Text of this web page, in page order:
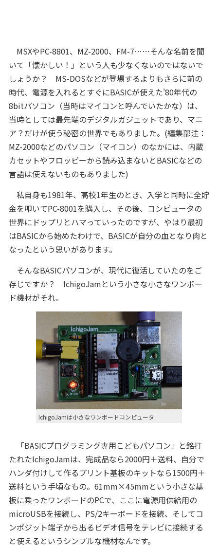
MSXやPC-8801、MZ-2000、FM-7……そんな名前を聞
いて「懐かしい！」という人も少なくないのではないで
しょうか？ MS-DOSなどが登場するよりもさらに前の
時代、電源を入れるとすぐにBASICが使えた'80年代の
8bitパソコン（当時はマイコンと呼んでいたかな）は、
当時としては最先端のデジタルガジェットであり、マニ
ア？だけが使う秘密の世界でもありました。 (編集部注：
MZ-2000などのパソコン（マイコン）のなかには、内蔵
カセットやフロッピーから読み込まないとBASICなどの
言語は使えないものもありました)
私自身も1981年、高校1年生のとき、入学と同時に全貯
金を叩いてPC-8001を購入し、その後、コンピュータの
世界にドップリとハマっていったのですが、やはり最初
はBASICから始めたわけで、BASICが自分の血となり肉と
なったという思いがあります。
そんなBASICパソコンが、現代に復活していたのをご
存じですか？ IchigoJamという小さな小さなワンボー
ド機材がそれ。
IchigoJamは小さなワンボードコンピュータ
「BASICプログラミング専用こどもパソコン」と銘打
たれたIchigoJamは、完成品なら2000円＋送料、自分で
ハンダ付けして作るプリント基板のキットなら1500円＋
送料という手頃なもの。61mm×45mmという小さな基
板に乗ったワンボードのPCで、ここに電源用供給用の
microUSBを接続し、PS/2キーボードを接続、そしてコ
ンポジット端子から出るビデオ信号をテレビに接続する
と使えるというシンプルな機材なんです。